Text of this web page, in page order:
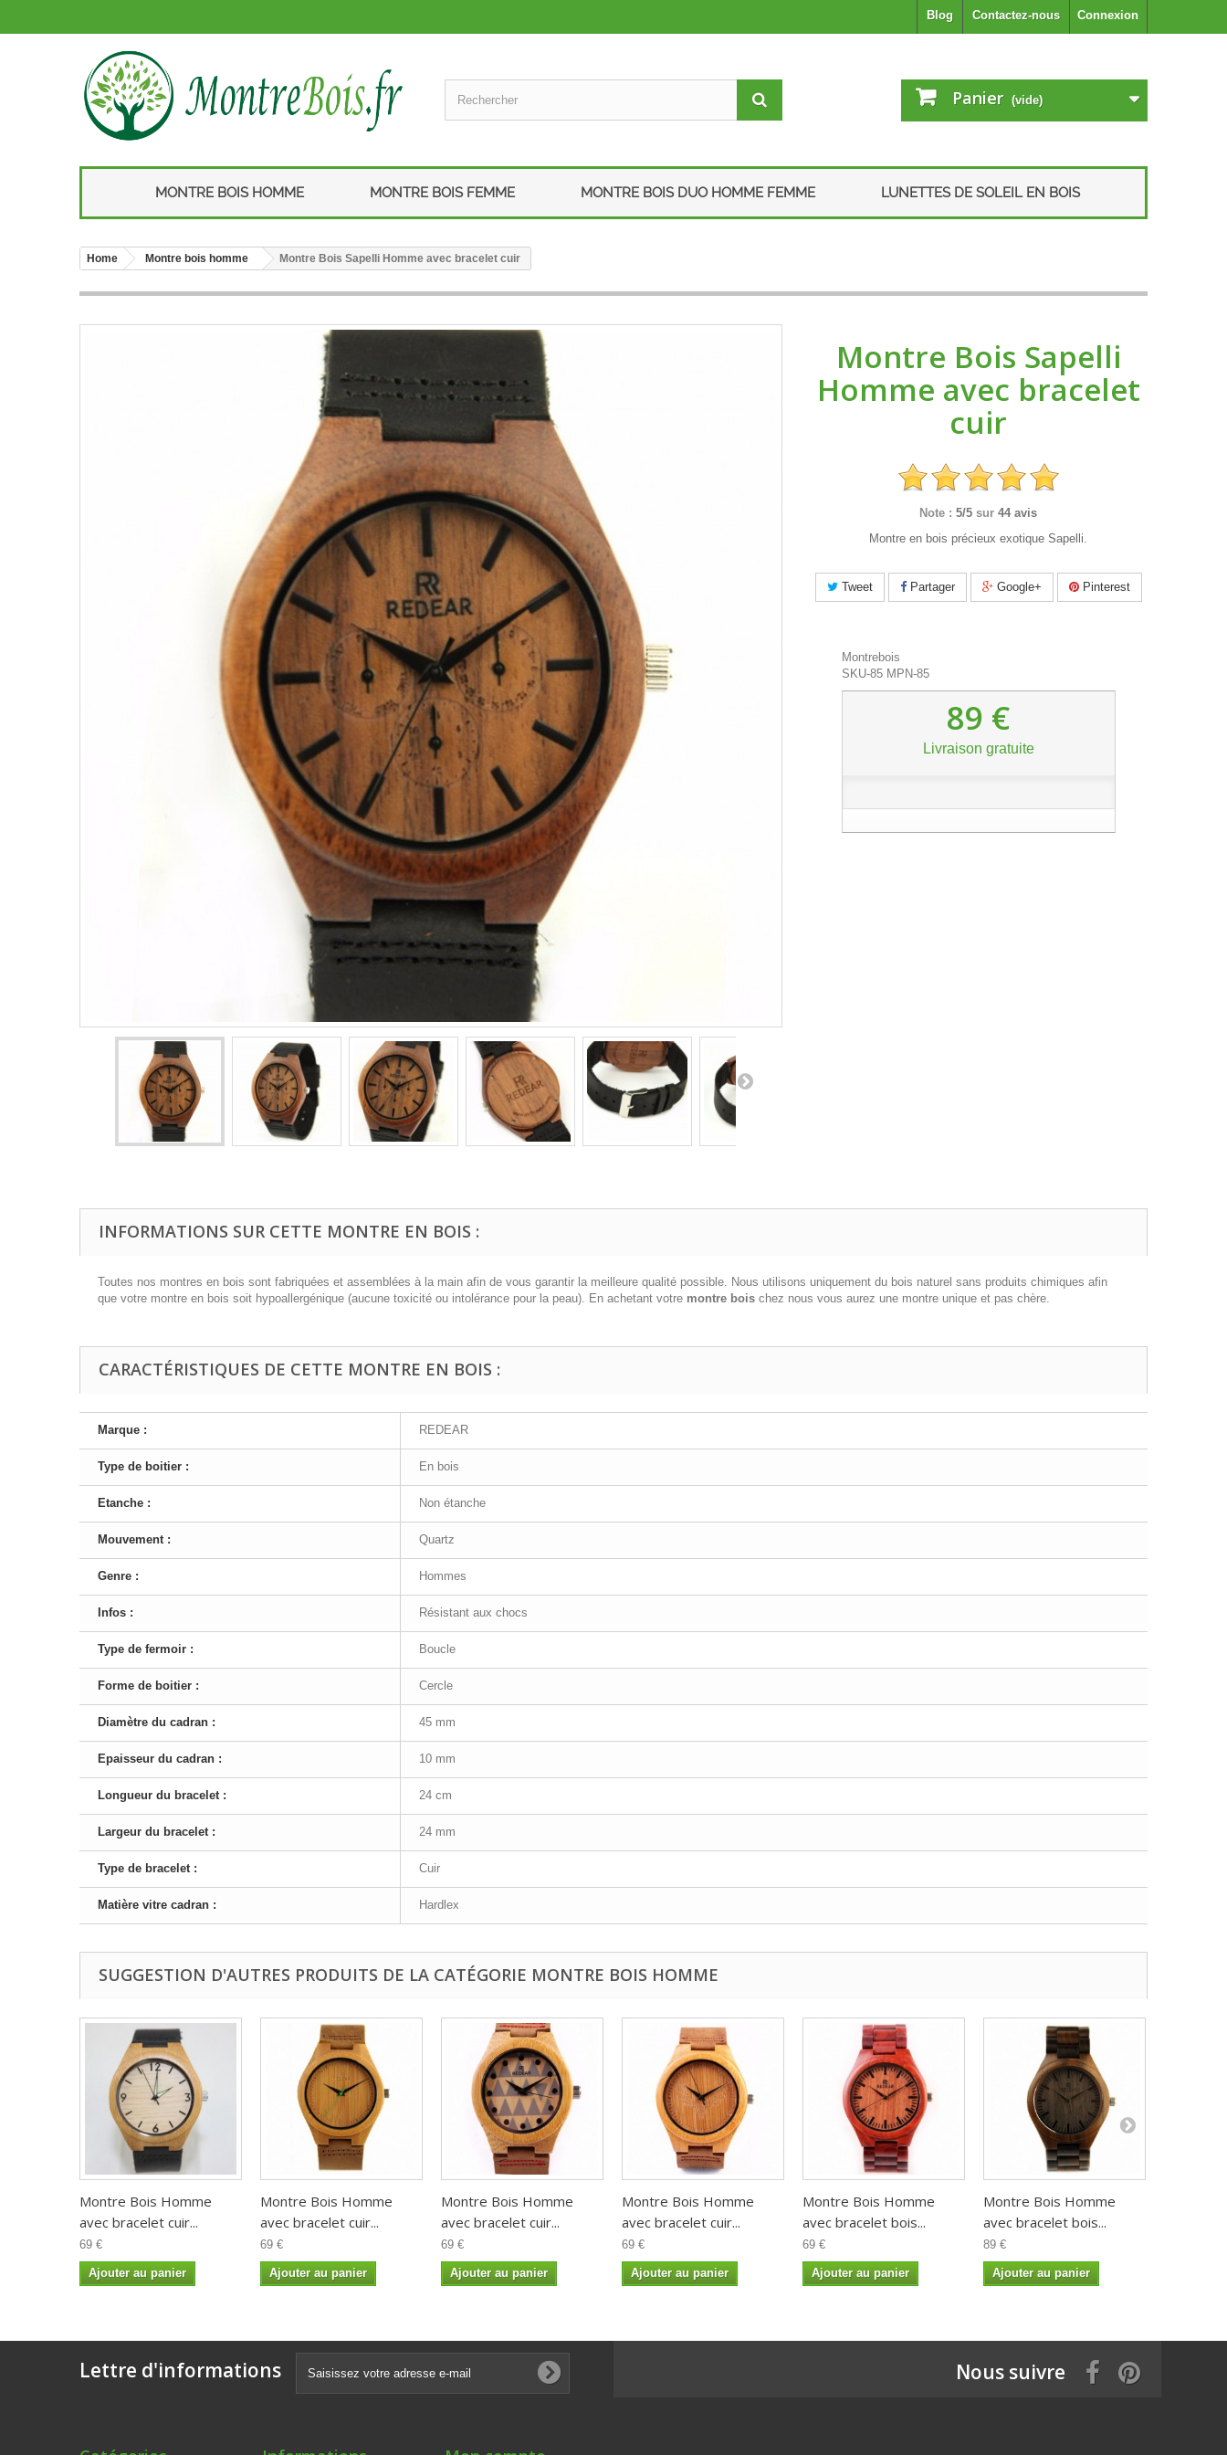
Connexion
Contactez-nous
Blog
Panier (vide)
MONTRE BOIS HOMME MONTRE BOIS FEMME MONTRE BOIS DUO HOMME FEMME LUNETTES DE SOLEIL EN BOIS
Home Montre bois homme Montre Bois Sapelli Homme avec bracelet cuir
Montre Bois Sapelli
Homme avec bracelet
cuir
Note : 5/5sur44 avis
Montre en bois précieux exotique Sapelli.
Tweet Partager Google+ Pinterest
Montrebois
SKU-85 MPN-85
89 €
Livraison gratuite
INFORMATIONS SUR CETTE MONTRE EN BOIS :
Toutes nos montres en bois sont fabriquées et assemblées à la main afin de vous garantir la meilleure qualité possible. Nous utilisons uniquement du bois naturel sans produits chimiques afin
que votre montre en bois soit hypoallergénique (aucune toxicité ou intolérance pour la peau). En achetant votre montre bois chez nous vous aurez une montre unique et pas chère.
CARACTÉRISTIQUES DE CETTE MONTRE EN BOIS :
Marque : REDEAR
Type de boitier : En bois
Etanche : Non étanche
Mouvement : Quartz
Genre : Hommes
Infos : Résistant aux chocs
Type de fermoir : Boucle
Forme de boitier : Cercle
Diamètre du cadran : 45 mm
Epaisseur du cadran : 10 mm
Longueur du bracelet : 24 cm
Largeur du bracelet : 24 mm
Type de bracelet : Cuir
Matière vitre cadran : Hardlex
SUGGESTION D'AUTRES PRODUITS DE LA CATÉGORIE MONTRE BOIS HOMME
Montre Bois Homme
avec bracelet cuir...
69 €
Ajouter au panier
Montre Bois Homme
avec bracelet cuir...
69 €
Ajouter au panier
Montre Bois Homme
avec bracelet cuir...
69 €
Ajouter au panier
Montre Bois Homme
avec bracelet cuir...
69 €
Ajouter au panier
Montre Bois Homme
avec bracelet bois...
69 €
Ajouter au panier
Montre Bois Homme
avec bracelet bois...
89 €
Ajouter au panier
Lettre d'informations Nous suivre